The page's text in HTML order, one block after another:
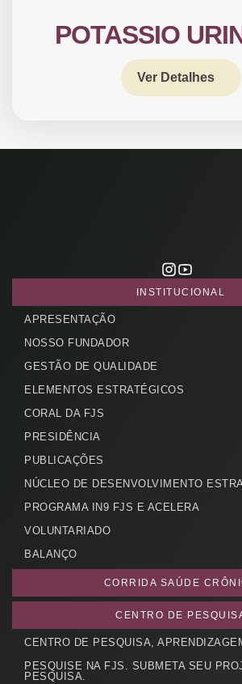
POTASSIO
Ver Detalhes
INSTITUCIONAL
APRESENTAÇÃO
NOSSO FUNDADOR
GESTÃO DE QUALIDADE
ELEMENTOS ESTRATÉGICOS
CORAL DA FJS
PRESIDÊNCIA
PUBLICAÇÕES
NÚCLEO DE DESENVOLVIMENTO
PROGRAMA IN9 FJS E ACELERA
VOLUNTARIADO
BALANÇO
CORRIDA SAÚDE
CENTRO DE
CENTRO DE PESQUISA,
PESQUISE NA FJS. SUBMETA SEU
PESQUISA.